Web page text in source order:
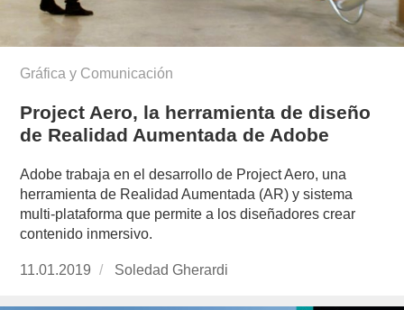
Gráfica y Comunicación
Project Aero, la herramienta de diseño
de Realidad Aumentada de Adobe
Adobe trabaja en el desarrollo de Project Aero, una
herramienta de Realidad Aumentada (AR) y sistema
multi-plataforma que permite a los diseñadores crear
contenido inmersivo.
Publicado
11.01.2019
https://www.experimenta.es/author/soledad-
Soledad Gherardi